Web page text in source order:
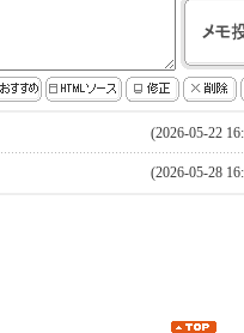
(2026-05-22
(2026-05-28